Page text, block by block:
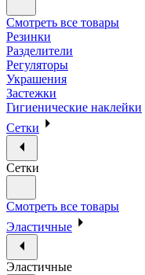
Смотреть все товары
Резинки
Разделители
Регуляторы
Украшения
Застежки
Гигиенические наклейки
Сетки
Сетки
Смотреть все товары
Эластичные
Эластичные